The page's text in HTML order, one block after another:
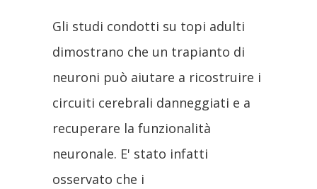
Gli studi condotti su topi adulti
dimostrano che un trapianto di
neuroni può aiutare a ricostruire i
circuiti cerebrali danneggiati e a
recuperare la funzionalità
neuronale. E' stato infatti
osservato che i